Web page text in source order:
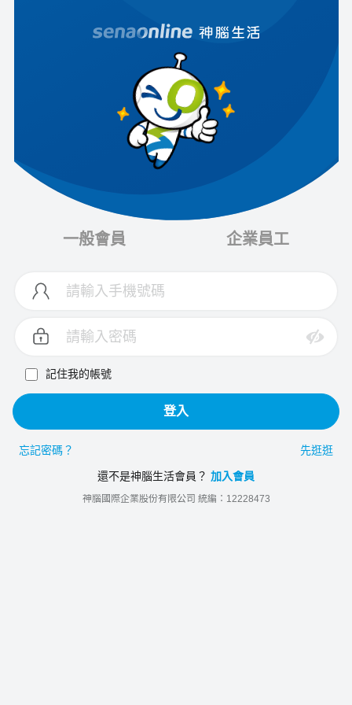
一般會員 企業員工
記住我的帳號
登入
忘記密碼？ 先逛逛
還不是神腦生活會員？ 加入會員
神腦國際企業股份有限公司 統編：12228473